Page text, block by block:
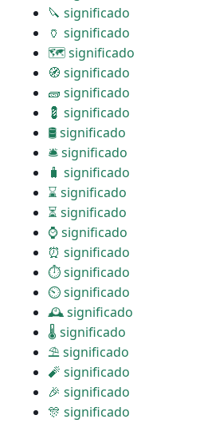
🔪 significado
🏺 significado
🗺 significado
🧭 significado
🧱 significado
💈 significado
🛢 significado
🛎 significado
🧳 significado
⌛ significado
⏳ significado
⌚ significado
⏰ significado
⏱ significado
⏲ significado
🕰 significado
🌡 significado
⛱ significado
🧨 significado
🎉 significado
🎊 significado